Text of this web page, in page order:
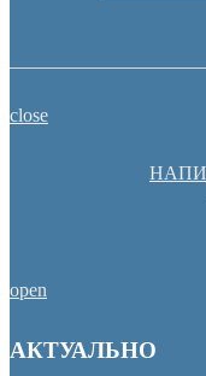
close
open
АКТУАЛЬНО